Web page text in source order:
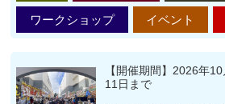
ワークショップ イベント
【開催期間】2026年
11日まで